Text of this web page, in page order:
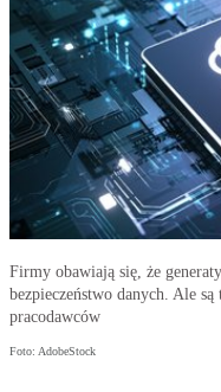
Firmy obawiają się, że
bezpieczeństwo danych. Ale
pracodawców
Foto: AdobeStock